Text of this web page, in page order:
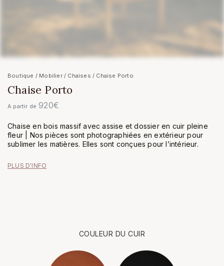
Boutique / Mobilier/ Chaises / Chaise Porto
Chaise Porto
A partir de 920€
Chaise en bois massif avec assise et dossier en cuir pleine
fleur | Nos pièces sont photographiées en extérieur pour
sublimer les matières. Elles sont conçues pour l’intérieur.
PLUS D'INFO
COULEUR DU CUIR